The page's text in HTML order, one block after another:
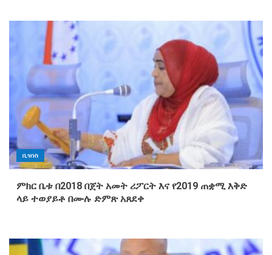
ቢዝነስ
ምክር ቤቱ በ2018 በጀት አመት ሪፖርት እና የ2019 ጠቋሚ እቅድ
ላይ ተወያይቶ በሙሉ ድምጽ አጸደቀ